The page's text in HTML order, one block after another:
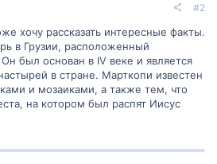
#2
хочу рассказать интересные факты.
в Грузии, расположенный
был основан в IV веке и является
в стране. Марткопи известен
и мозаиками, а также тем, что
на котором был распят Иисус